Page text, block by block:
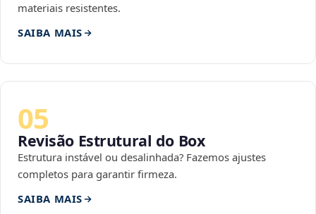
materiais resistentes.
SAIBA MAIS
05
Revisão Estrutural do Box
Estrutura instável ou desalinhada? Fazemos ajustes
completos para garantir firmeza.
SAIBA MAIS